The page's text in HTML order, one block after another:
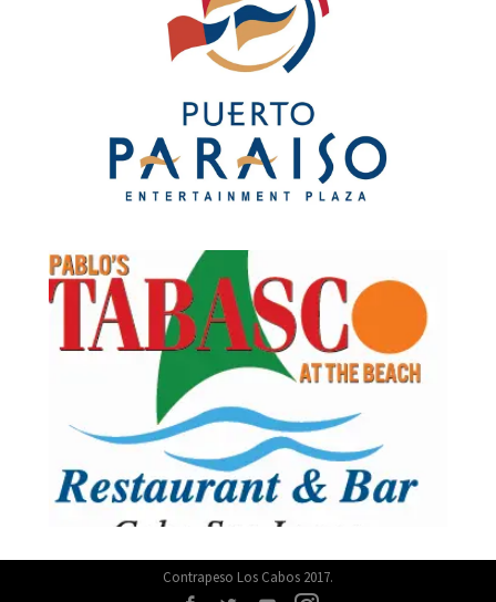
Contrapeso Los Cabos 2017.